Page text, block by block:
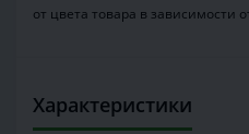
от цвета товара в зависимости
Характеристики